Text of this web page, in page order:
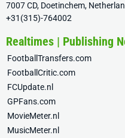
7007 CD, Doetinchem,
+31(315)-764002
Realtimes | Publishing
FootballTransfers.com
FootballCritic.com
FCUpdate.nl
GPFans.com
MovieMeter.nl
MusicMeter.nl